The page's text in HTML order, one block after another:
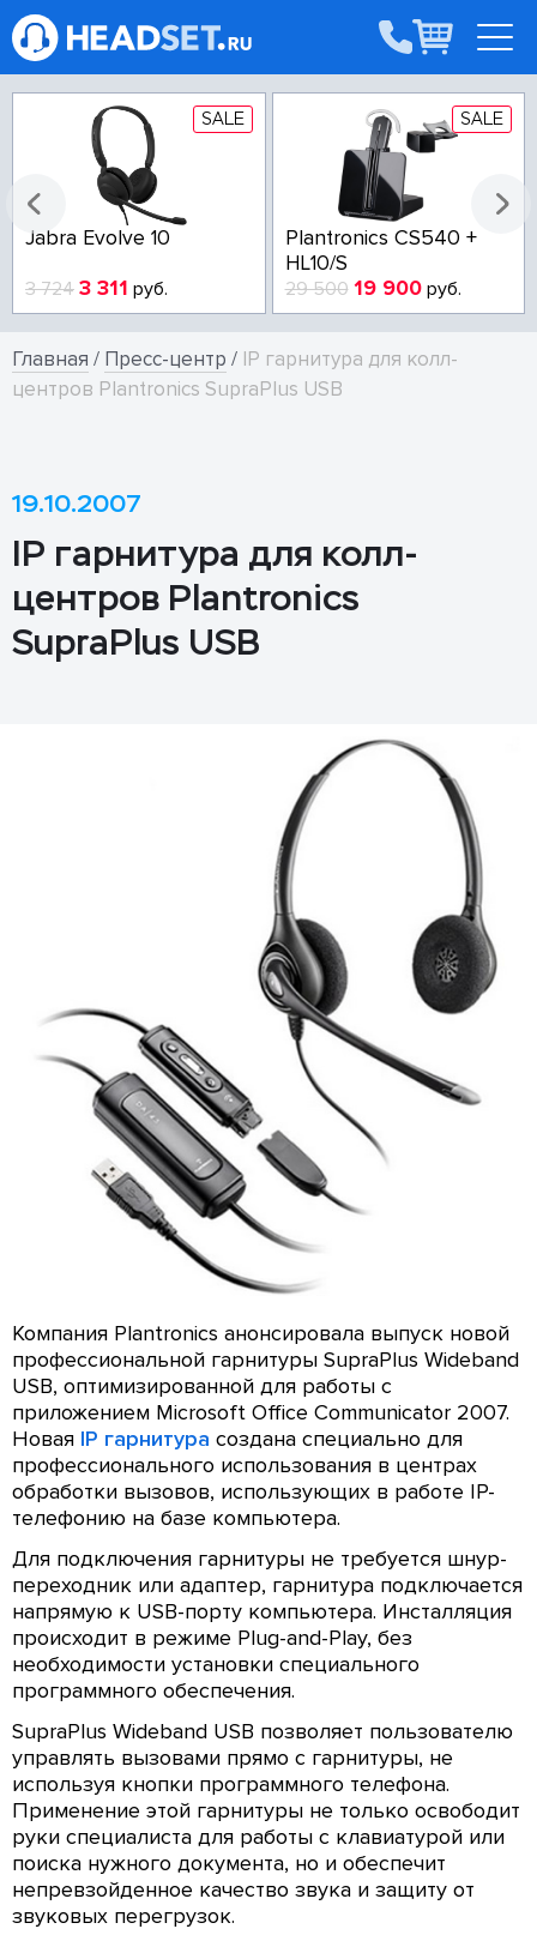
SALE
Jabra Evolve 10
3 724 3 311 руб.
SALE
Plantronics CS540 +
HL10/S
29 500 19 900руб.
Главная / Пресс-центр / IP гарнитура для колл-
центров Plantronics SupraPlus USB
19.10.2007
IP гарнитура для колл-
центров Plantronics
SupraPlus USB
Компания Plantronics анонсировала выпуск новой
профессиональной гарнитуры SupraPlus Wideband
USB, оптимизированной для работы с
приложением Microsoft Office Communicator 2007.
Новая IP гарнитура создана специально для
профессионального использования в центрах
обработки вызовов, использующих в работе IP-
телефонию на базе компьютера.
Для подключения гарнитуры не требуется шнур-
переходник или адаптер, гарнитура подключается
напрямую к USB-порту компьютера. Инсталляция
происходит в режиме Plug-and-Play, без
необходимости установки специального
программного обеспечения.
SupraPlus Wideband USB позволяет пользователю
управлять вызовами прямо с гарнитуры, не
используя кнопки программного телефона.
Применение этой гарнитуры не только освободит
руки специалиста для работы с клавиатурой или
поиска нужного документа, но и обеспечит
непревзойденное качество звука и защиту от
звуковых перегрузок.